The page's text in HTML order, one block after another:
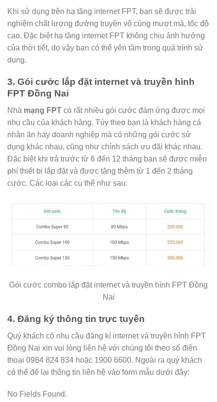
Khi sử dụng trên hạ tầng internet FPT, bạn sẽ được trải
nghiệm chất lượng đường truyền vô cùng mượt mà, tốc độ
cao. Đặc biệt hạ tầng internet FPT không chịu ảnh hưởng
của thời tiết, do vậy bạn có thể yên tâm trong quá trình sử
dụng.
3. Gói cước lắp đặt internet và truyền hình
FPT Đồng Nai
Nhà mạng FPT có rất nhiều gói cước đám ứng được mọi
nhu cầu của khách hàng. Tùy theo bạn là khách hàng cá
nhân ăn hay doanh nghiệp mà có những gói cước sử
dụng khác nhau, cũng như chính sách ưu đãi khác nhau.
Đặc biệt khi trả trước từ 6 đến 12 tháng bạn sẽ được miễn
phí thiết bị lắp đặt và được tặng thêm từ 1 đến 2 tháng
cước. Các loại các cụ thể như sau:
Gói cước combo lắp đặt internet và truyền hình FPT Đồng
Nai
4. Đăng ký thông tin trực tuyến
Quý khách có nhu cầu đăng kí internet và truyền hình FPT
Đồng Nai xin vui lòng liên hệ với chúng tôi theo số điện
thoại 0984 824 834 hoặc 1900 6600. Ngoài ra quý khách
có thể để lại thông tin liên hệ vào form mẫu dưới đây:
No Fields Found.